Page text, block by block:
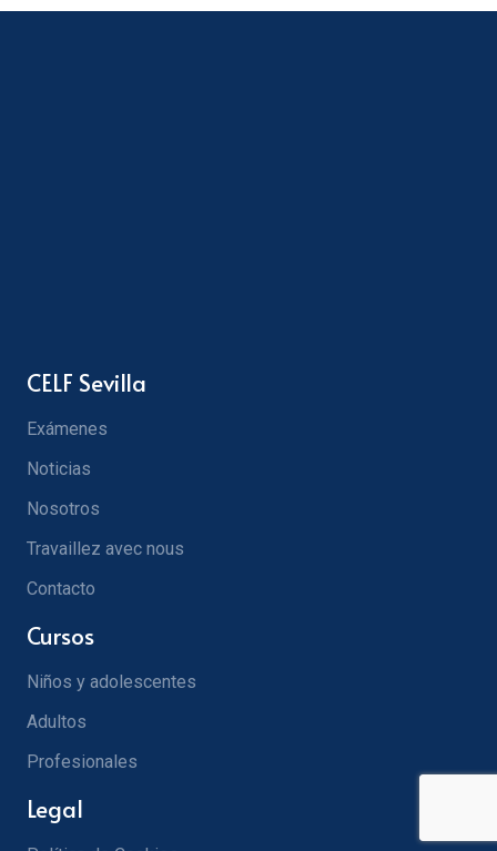
CELF Sevilla
Exámenes
Noticias
Nosotros
Travaillez avec nous
Contacto
Cursos
Niños y adolescentes
Adultos
Profesionales
Legal